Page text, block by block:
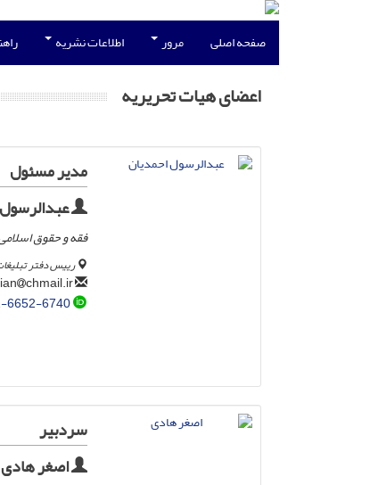
صفحه اصلی مرور اطلاعات نشریه
اعضای هیات تحریریه
مدیر مسئول
فقه و حقوق
رییس دفتر
chmail.ir
6652-6740
سردبیر
اصغر هادی